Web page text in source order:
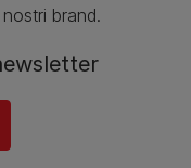
brand.